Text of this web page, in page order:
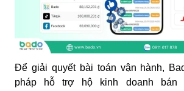
Để giải quyết bài toán vận hành,
pháp hỗ trợ hộ kinh doanh bán